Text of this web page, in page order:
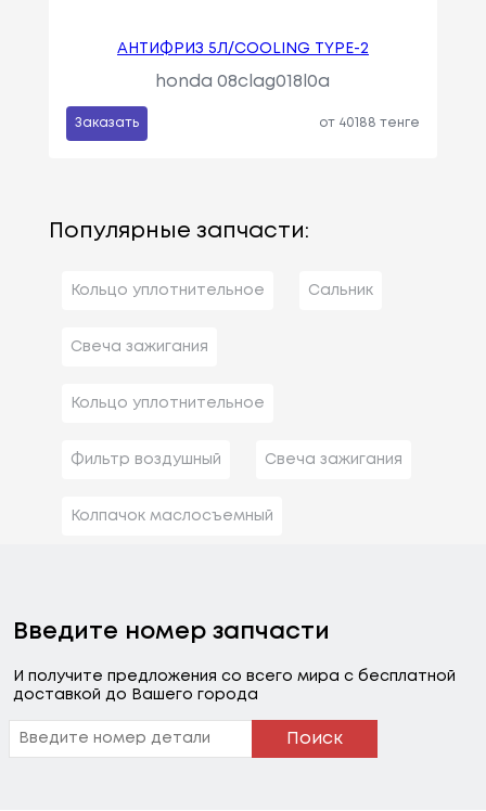
АНТИФРИЗ 5Л/COOLING TYPE-2
honda 08clag018l0a
Заказать от 40188 тенге
Популярные запчасти:
Кольцо уплотнительное Сальник
Свеча зажигания
Кольцо уплотнительное
Фильтр воздушный Свеча зажигания
Колпачок маслосъемный
Введите номер запчасти
И получите предложения со всего мира с бесплатной
доставкой до Вашего города
Поиск